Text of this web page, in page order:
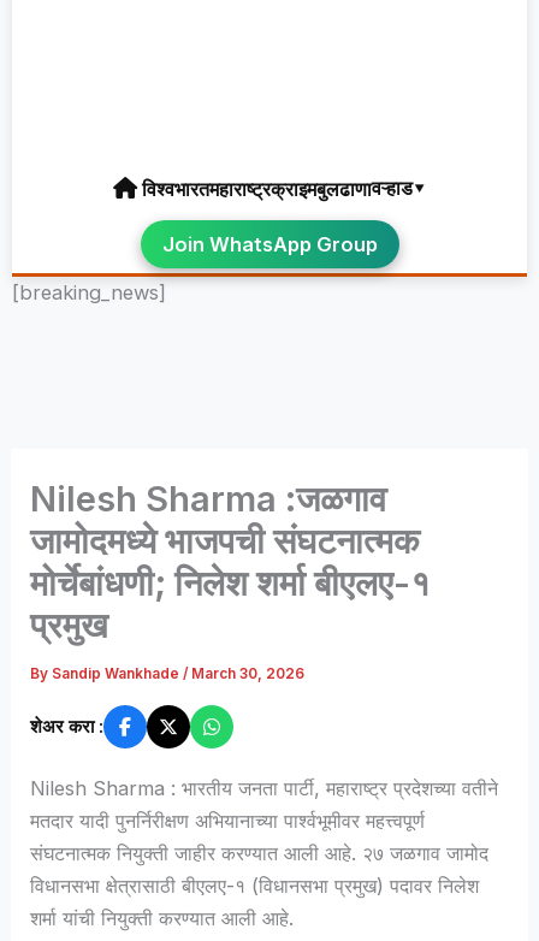
विश्वभारतमहाराष्ट्रक्राइमबुलढाणावऱ्हाड▾
Join WhatsApp Group
[breaking_news]
Nilesh Sharma :जळगाव
जामोदमध्ये भाजपची संघटनात्मक
मोर्चेबांधणी; निलेश शर्मा बीएलए-१
प्रमुख
By Sandip Wankhade/ March 30, 2026
शेअर करा :
Nilesh Sharma : भारतीय जनता पार्टी, महाराष्ट्र प्रदेशच्या वतीने
मतदार यादी पुनर्निरीक्षण अभियानाच्या पार्श्वभूमीवर महत्त्वपूर्ण
संघटनात्मक नियुक्ती जाहीर करण्यात आली आहे. २७ जळगाव जामोद
विधानसभा क्षेत्रासाठी बीएलए-१ (विधानसभा प्रमुख) पदावर निलेश
शर्मा यांची नियुक्ती करण्यात आली आहे.